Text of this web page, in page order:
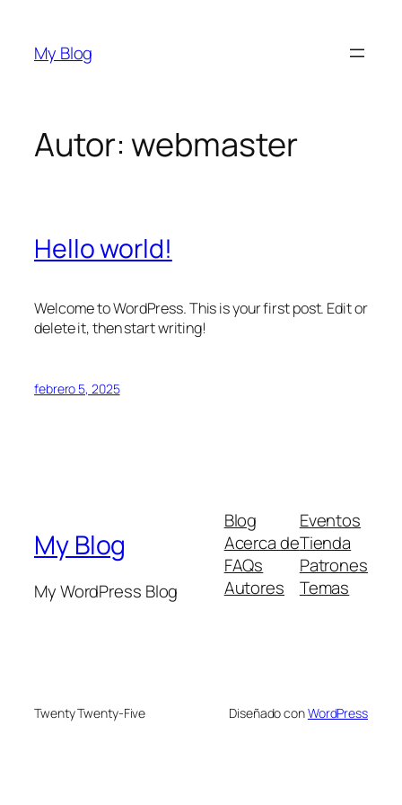
contenido
My Blog
Autor:webmaster
Hello world!
Welcome to WordPress. This is your first post. Edit or
delete it, then start writing!
febrero 5, 2025
My Blog
My WordPress Blog
Blog
Acerca de
FAQs
Autores
Eventos
Tienda
Patrones
Temas
Twenty Twenty-Five Diseñado conWordPress